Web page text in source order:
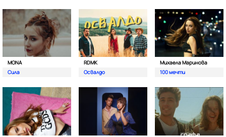
MONA
Сила
RDMK
Освалдо
Михаела Маринова
100 мечти